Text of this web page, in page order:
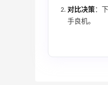
对比决策：
手良机。